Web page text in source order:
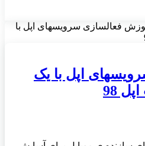
فعالسازی سرویسهای اپل با
اپل با یک
98